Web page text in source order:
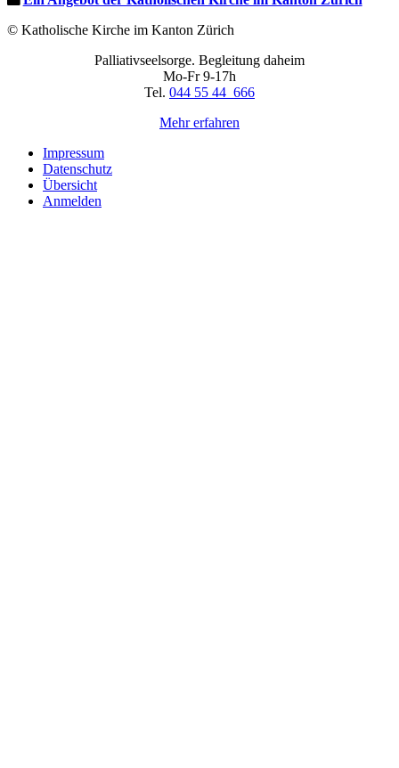
© Katholische Kirche im Kanton Zürich
Palliativseelsorge. Begleitung daheim
Mo-Fr 9-17h
Tel. 044 55 44 666
Mehr erfahren
Impressum
Datenschutz
Übersicht
Anmelden